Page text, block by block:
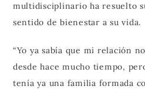
multidisciplinario ha resuelto
sentido de bienestar a su vida.
“Yo ya sabía que mi relación
desde hace mucho tiempo,
tenía ya una familia formada